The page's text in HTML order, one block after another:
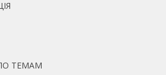
ПО ТЕМАМ